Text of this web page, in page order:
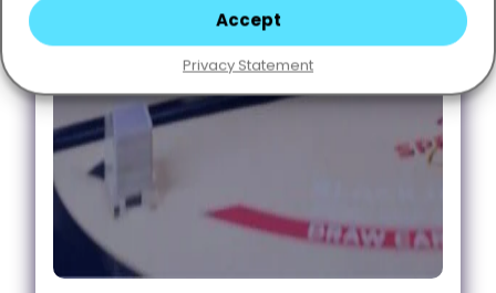
Accept
Privacy Statement